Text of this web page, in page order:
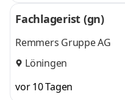
Fachlagerist (gn)
Remmers Gruppe AG
Löningen
vor 10 Tagen